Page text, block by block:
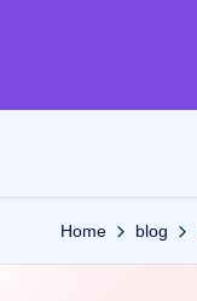
Home blog